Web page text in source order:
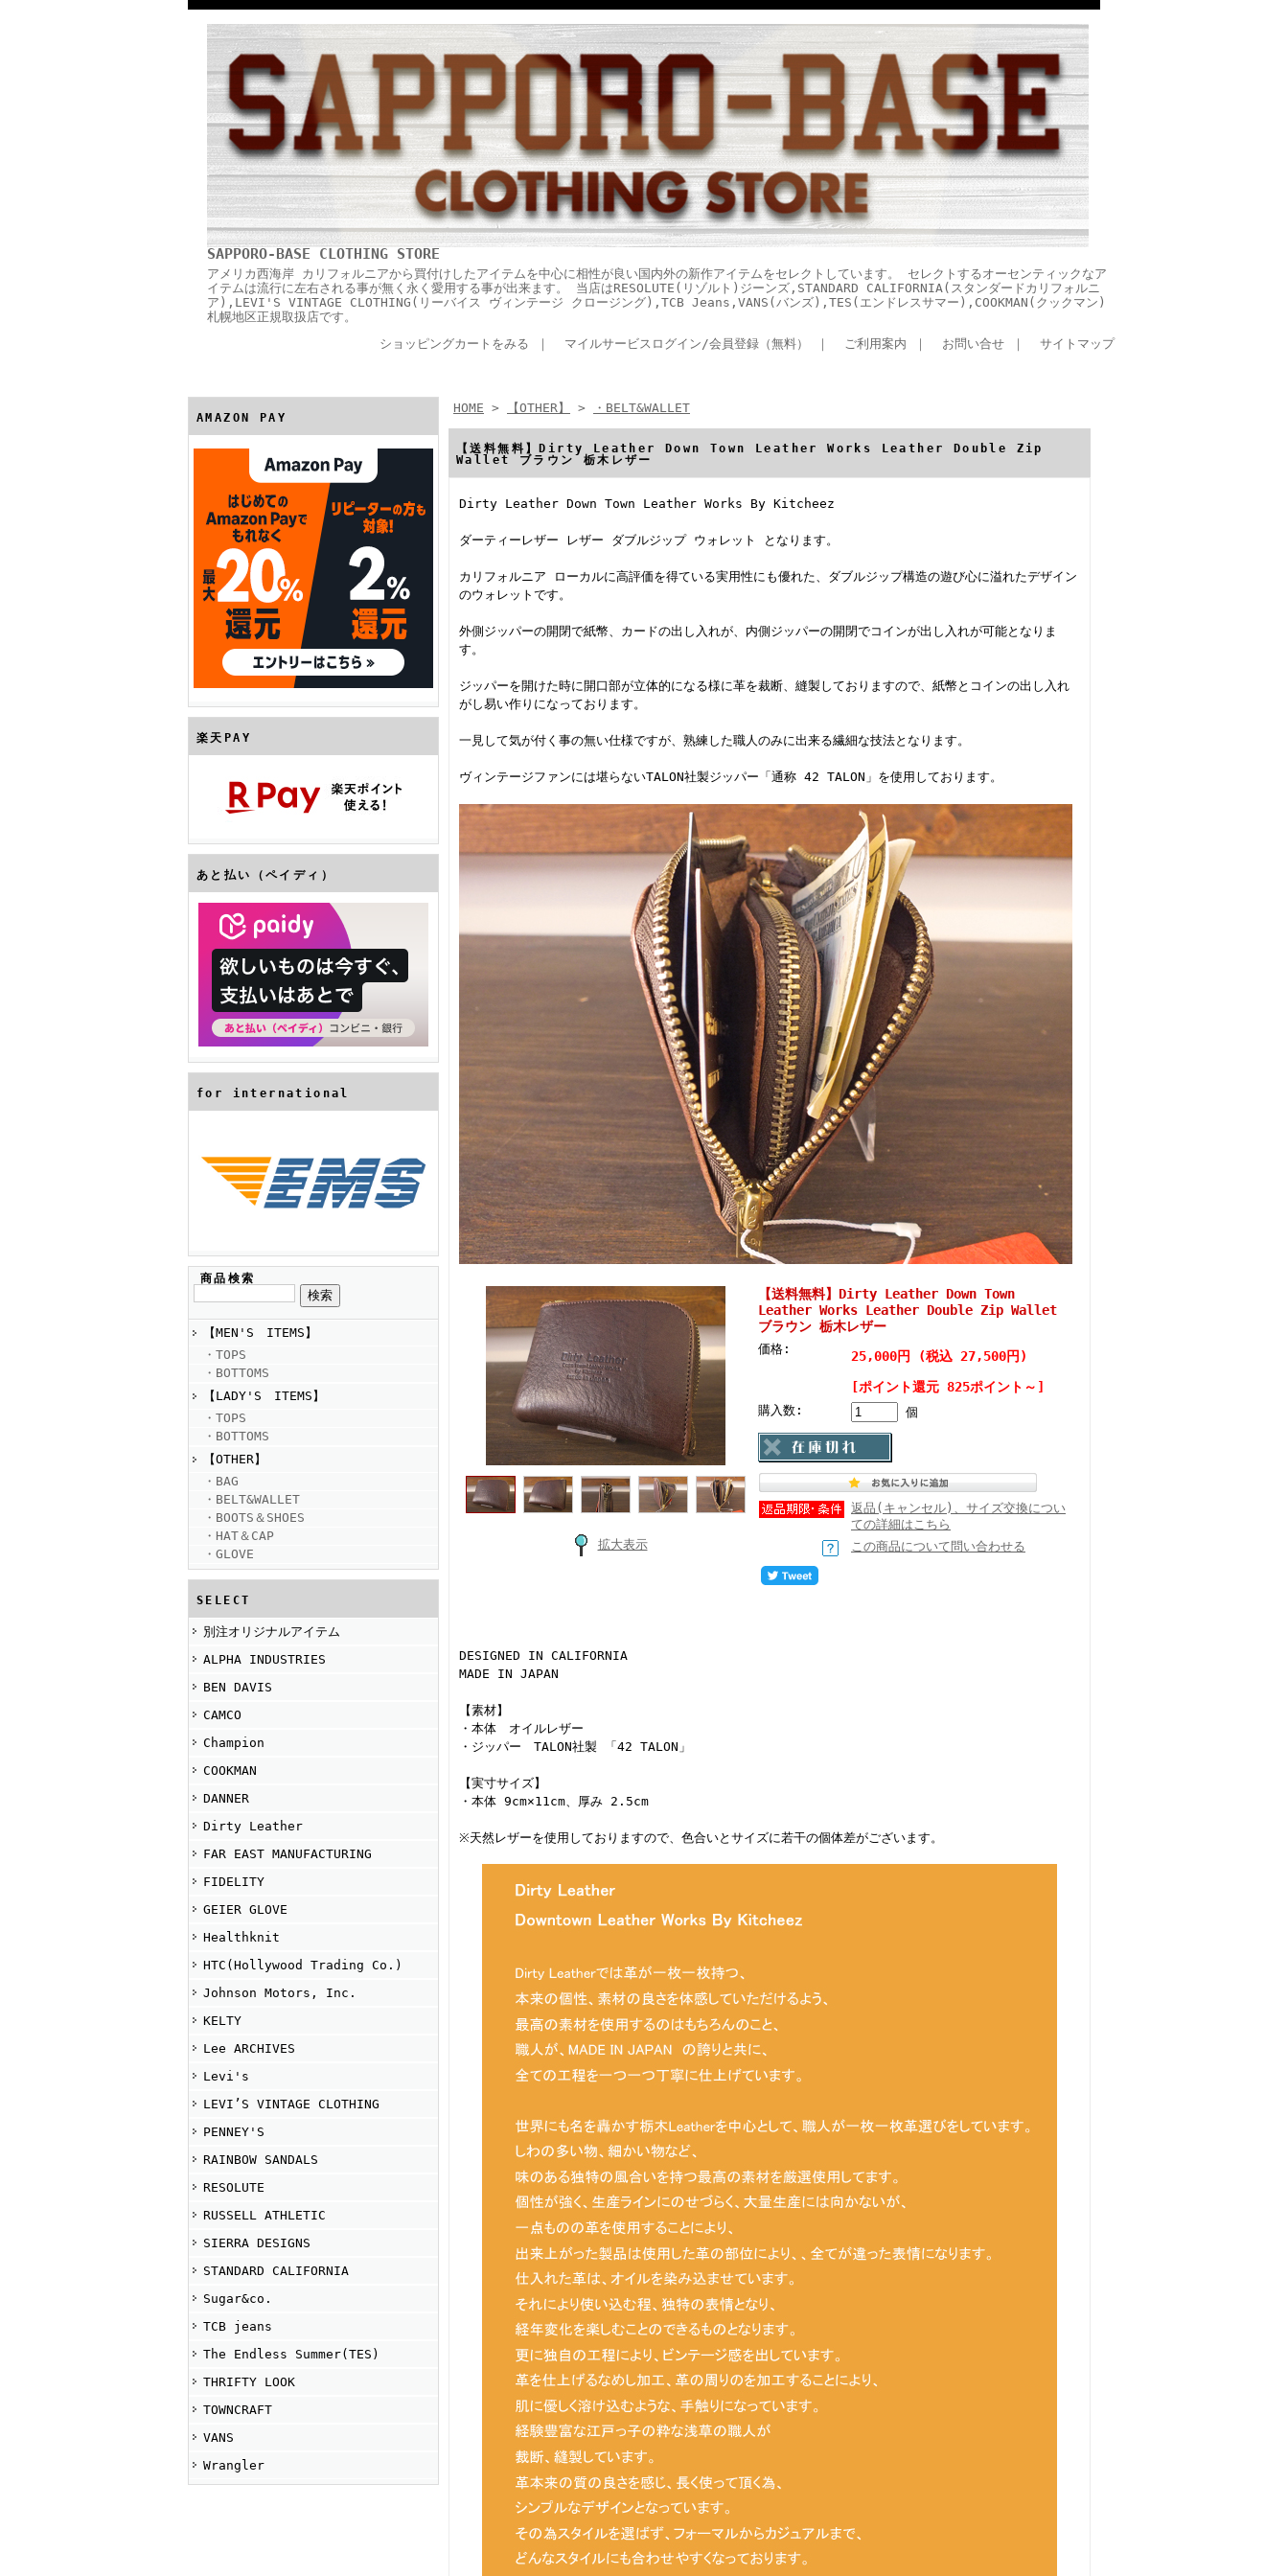
SAPPORO-BASE CLOTHING STORE
アメリカ西海岸 カリフォルニアから買付けしたアイテムを中心に相性が良い国内外の新作アイテムをセレクトしています。 セレクトするオーセンティックなア
イテムは流行に左右される事が無く永く愛用する事が出来ます。 当店はRESOLUTE(リゾルト)ジーンズ,STANDARD CALIFORNIA(スタンダードカリフォルニ
ア),LEVI'S VINTAGE CLOTHING(リーバイス ヴィンテージ クロージング),TCB Jeans,VANS(バンズ),TES(エンドレスサマー),COOKMAN(クックマン)
札幌地区正規取扱店です。
ショッピングカートをみる ｜ マイルサービスログイン/会員登録（無料） ｜ ご利用案内 ｜ お問い合せ ｜ サイトマップ
AMAZON PAY
楽天PAY
あと払い（ペイディ）
for international
商品検索
【MEN'S ITEMS】
・TOPS
・BOTTOMS
【LADY'S ITEMS】
・TOPS
・BOTTOMS
【OTHER】
・BAG
・BELT&WALLET
・BOOTS＆SHOES
・HAT＆CAP
・GLOVE
SELECT
別注オリジナルアイテム
ALPHA INDUSTRIES
BEN DAVIS
CAMCO
Champion
COOKMAN
DANNER
Dirty Leather
FAR EAST MANUFACTURING
FIDELITY
GEIER GLOVE
Healthknit
HTC(Hollywood Trading Co.)
Johnson Motors, Inc.
KELTY
Lee ARCHIVES
Levi's
LEVI’S VINTAGE CLOTHING
PENNEY'S
RAINBOW SANDALS
RESOLUTE
RUSSELL ATHLETIC
SIERRA DESIGNS
STANDARD CALIFORNIA
Sugar&co.
TCB jeans
The Endless Summer(TES)
THRIFTY LOOK
TOWNCRAFT
VANS
Wrangler
HOME > 【OTHER】 > ・BELT&WALLET
【送料無料】Dirty Leather Down Town Leather Works Leather Double Zip
Wallet ブラウン 栃木レザー
Dirty Leather Down Town Leather Works By Kitcheez
ダーティーレザー レザー ダブルジップ ウォレット となります。
カリフォルニア ローカルに高評価を得ている実用性にも優れた、ダブルジップ構造の遊び心に溢れたデザイン
のウォレットです。
外側ジッパーの開閉で紙幣、カードの出し入れが、内側ジッパーの開閉でコインが出し入れが可能となりま
す。
ジッパーを開けた時に開口部が立体的になる様に革を裁断、縫製しておりますので、紙幣とコインの出し入れ
がし易い作りになっております。
一見して気が付く事の無い仕様ですが、熟練した職人のみに出来る繊細な技法となります。
ヴィンテージファンには堪らないTALON社製ジッパー「通称 42 TALON」を使用しております。
拡大表示
【送料無料】Dirty Leather Down Town
Leather Works Leather Double Zip Wallet
ブラウン 栃木レザー
価格:
25,000円 (税込 27,500円)
[ポイント還元 825ポイント～]
購入数: 個
返品(キャンセル)、サイズ交換につい
ての詳細はこちら
この商品について問い合わせる
DESIGNED IN CALIFORNIA
MADE IN JAPAN
【素材】
・本体 オイルレザー
・ジッパー TALON社製 「42 TALON」
【実寸サイズ】
・本体 9cm×11cm、厚み 2.5cm
※天然レザーを使用しておりますので、色合いとサイズに若干の個体差がございます。